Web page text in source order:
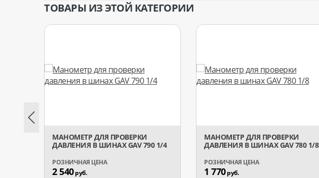
ТОВАРЫ ИЗ ЭТОЙ КАТЕГОРИИ
МАНОМЕТР ДЛЯ ПРОВЕРКИ
ДАВЛЕНИЯ В ШИНАХ GAV 790 1/4
2 540руб.
МАНОМЕТР ДЛЯ ПРОВЕРКИ
ДАВЛЕНИЯ В ШИНАХ GAV 780 1/8
1 770руб.